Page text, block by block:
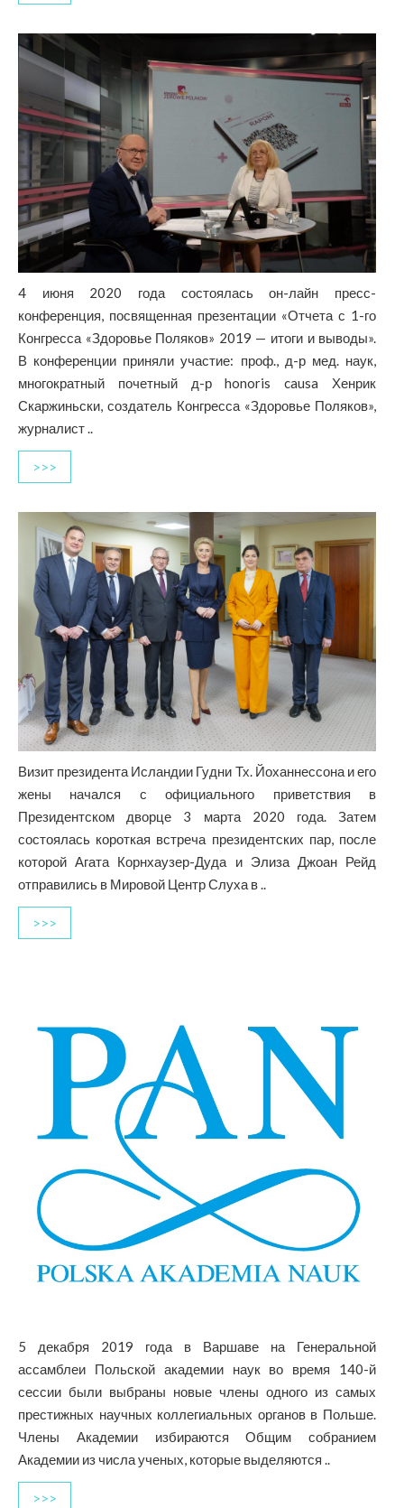
4 июня 2020 года состоялась он-лайн пресс-
конференция, посвященная презентации «Отчета с 1-го
Конгресса «Здоровье Поляков» 2019 — итоги и выводы».
В конференции приняли участие: проф., д-р мед. наук,
многократный почетный д-р honoris causa Хенрик
Скаржиньски, создатель Конгресса «Здоровье Поляков»,
журналист ..
>>>
Визит президента Исландии Гудни Тх. Йоханнессона и его
жены начался с официального приветствия в
Президентском дворце 3 марта 2020 года. Затем
состоялась короткая встреча президентских пар, после
которой Агата Корнхаузер-Дуда и Элиза Джоан Рейд
отправились в Мировой Центр Слуха в ..
>>>
5 декабря 2019 года в Варшаве на Генеральной
ассамблеи Польской академии наук во время 140-й
сессии были выбраны новые члены одного из самых
престижных научных коллегиальных органов в Польше.
Члены Академии избираются Общим собранием
Академии из числа ученых, которые выделяются ..
>>>